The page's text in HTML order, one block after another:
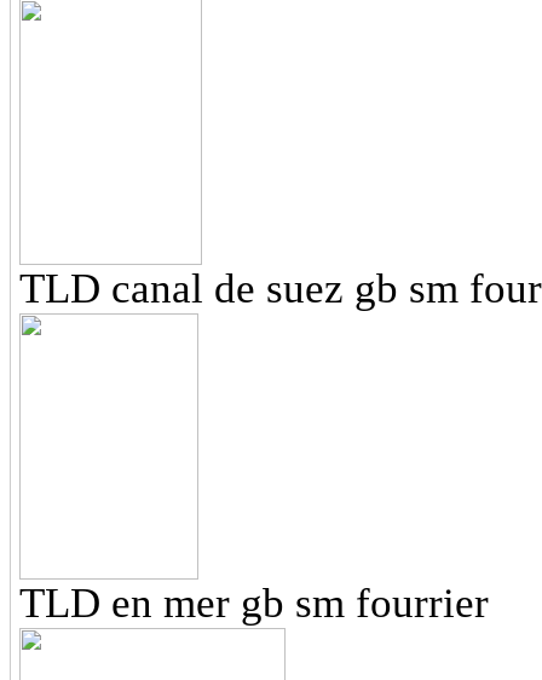
TLD canal de suez gb sm
TLD en mer gb sm fourrier